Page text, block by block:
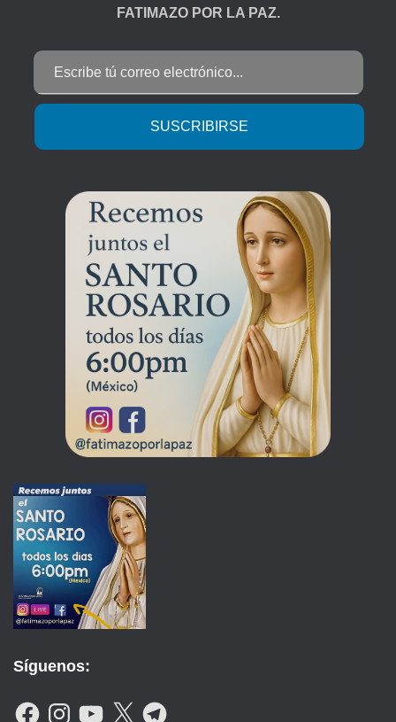
FATIMAZO POR LA PAZ.
SUSCRIBIRSE
Síguenos:
F
A
N
Y
O
X
T
E